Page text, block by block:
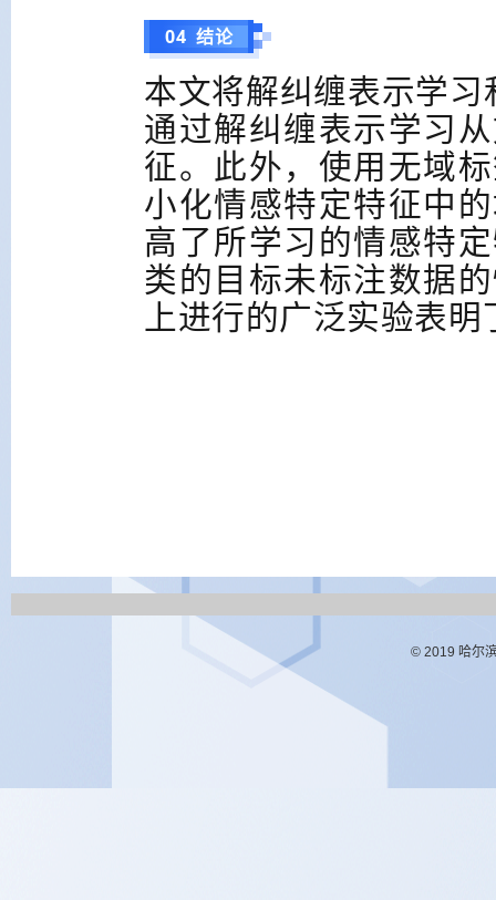
04 结论
本文将解纠缠表示学习
通过解纠缠表示学习
征。此外，使用无域
小化情感特定特征中
高了所学习的情感特
类的目标未标注数据
上进行的广泛实验表
© 2019 哈尔